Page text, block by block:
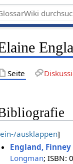
Seite
ein-/ausklappen]
England, Finney
Longman; ISBN: